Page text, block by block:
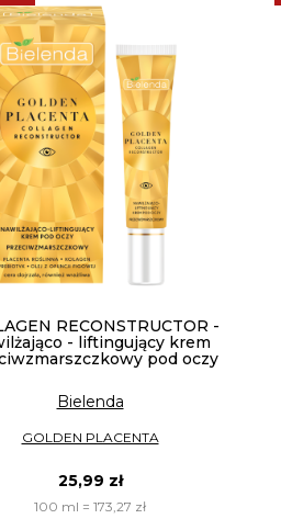
RECONSTRUCTOR -
- liftingujący krem
pod oczy
Bielenda
GOLDEN PLACENTA
25,99 zł
100 ml = 173,27 zł